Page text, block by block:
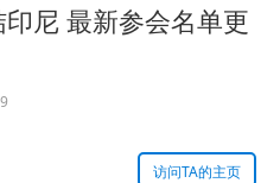
尼 最新参会名单更
访问TA的主页